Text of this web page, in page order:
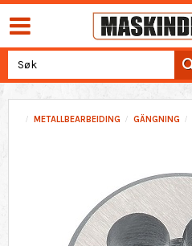
METALLBEARBEIDING GÄNGNING